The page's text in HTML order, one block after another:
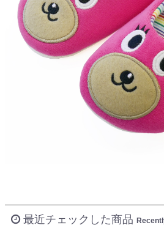
最近チェックした商品